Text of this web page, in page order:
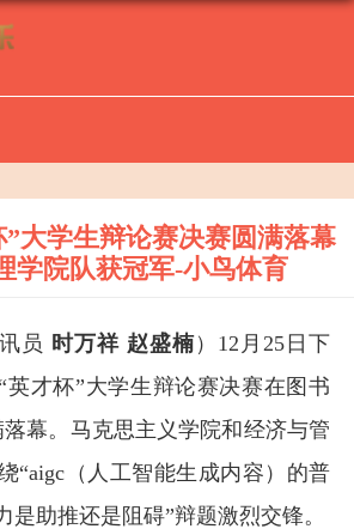
大学生辩论赛决赛圆满落幕
学院队获冠军-小鸟体育
员 时万祥 赵盛楠）12月25日下
英才杯”大学生辩论赛决赛在图书
幕。马克思主义学院和经济与管
“aigc（人工智能生成内容）的普
是助推还是阻碍”辩题激烈交锋。